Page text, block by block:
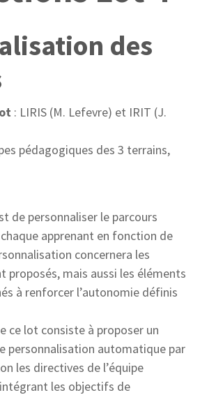
des
: LIRIS (M. Lefevre) et IRIT (J.
pédagogiques des 3 terrains,
de personnaliser le parcours
apprenant en fonction de
concernera les
proposés, mais aussi les éléments
à renforcer l’autonomie définis
ce lot consiste à proposer un
personnalisation automatique par
les directives de l’équipe
les objectifs de